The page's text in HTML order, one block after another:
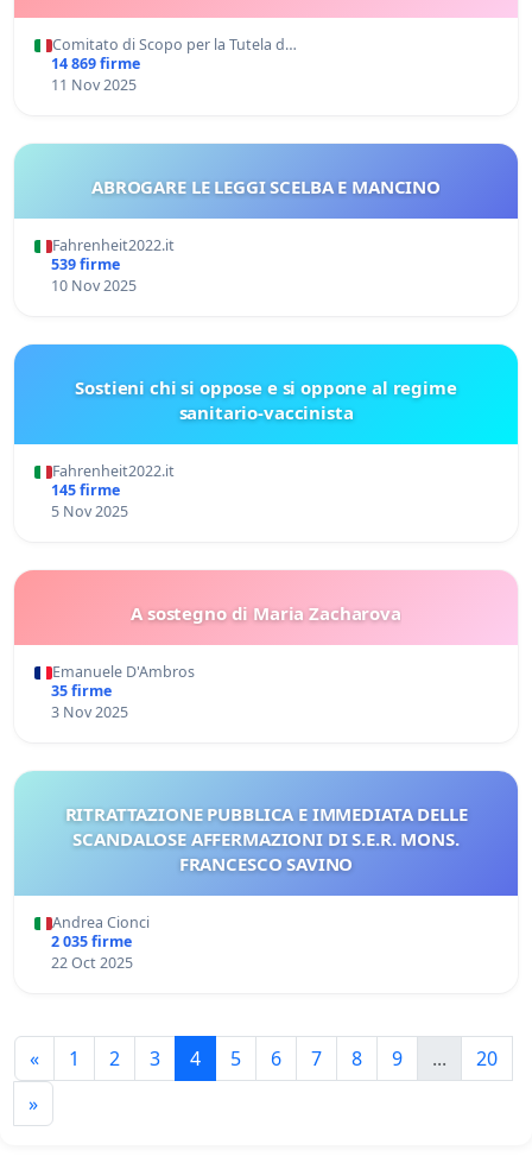
Comitato di Scopo per la Tutela d…
14 869 firme
11 Nov 2025
ABROGARE LE LEGGI SCELBA E MANCINO
Fahrenheit2022.it
539 firme
10 Nov 2025
Sostieni chi si oppose e si oppone al regime
sanitario-vaccinista
Fahrenheit2022.it
145 firme
5 Nov 2025
A sostegno di Maria Zacharova
Emanuele D'Ambros
35 firme
3 Nov 2025
RITRATTAZIONE PUBBLICA E IMMEDIATA DELLE
SCANDALOSE AFFERMAZIONI DI S.E.R. MONS.
FRANCESCO SAVINO
Andrea Cionci
2 035 firme
22 Oct 2025
« 1 2 3 4 5 6 7 8 9 ...
20
»